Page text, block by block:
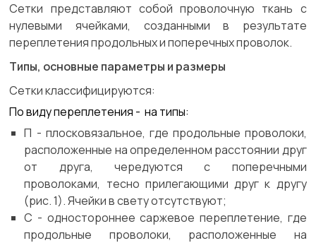
Сетки представляют собой проволочную ткань с
нулевыми ячейками, созданными в результате
переплетения продольных и поперечных проволок.
Типы, основные параметры и размеры
Сетки классифицируются:
По виду переплетения -на типы:
П - плосковязальное, где продольные проволоки,
расположенные на определенном расстоянии друг
от друга, чередуются с поперечными
проволоками, тесно прилегающими друг к другу
(рис. 1). Ячейки в светуотсутствуют;
С - одностороннее саржевое переплетение, где
продольные проволоки, расположенные на